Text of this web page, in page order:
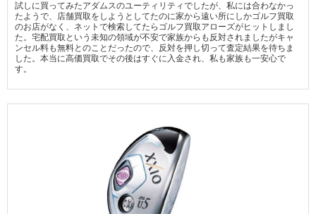
試しに買ってみたアダムスのユーティリティでしたが、私には合わなかっ
たようで、店舗買取をしようとしてたのに家から遠い所にしかゴルフ買取
のお店がなく、ネットで検索してたらゴルフ買取アローズがヒットしまし
た。宅配買取という未知の領域が不安で家族からも反対されましたがキャ
ンセル料も無料とのことだったので、反対を押し切って査定結果を待ちま
した。本当に高価買取でその後はすぐに入金され、私も家族も一安心で
す。